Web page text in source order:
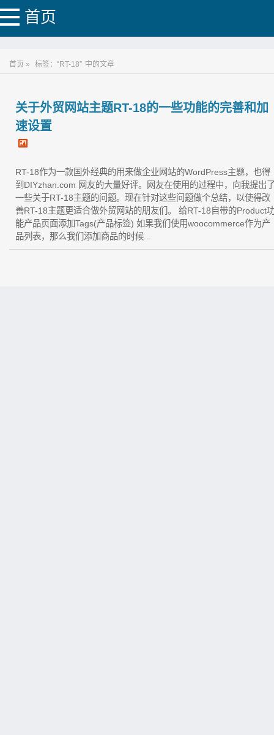
首页
首页 » 标签：“RT-18” 中的文章
关于外贸网站主题RT-18的一些功能的完善和加
速设置
RT-18作为一款国外经典的用来做企业网站的WordPress主题，也得
到DIYzhan.com 网友的大量好评。网友在使用的过程中，向我提出
一些关于RT-18主题的问题。现在针对这些问题做个总结，以使得改
善RT-18主题更适合做外贸网站的朋友们。 给RT-18自带的Product
能产品页面添加Tags(产品标签) 如果我们使用woocommerce作为产
品列表，那么我们添加商品的时候...